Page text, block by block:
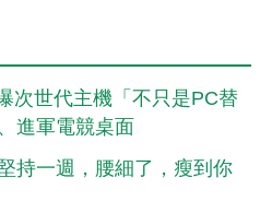
次世代主機「不只是PC替
進軍電競桌面
持一週，腰細了，瘦到你